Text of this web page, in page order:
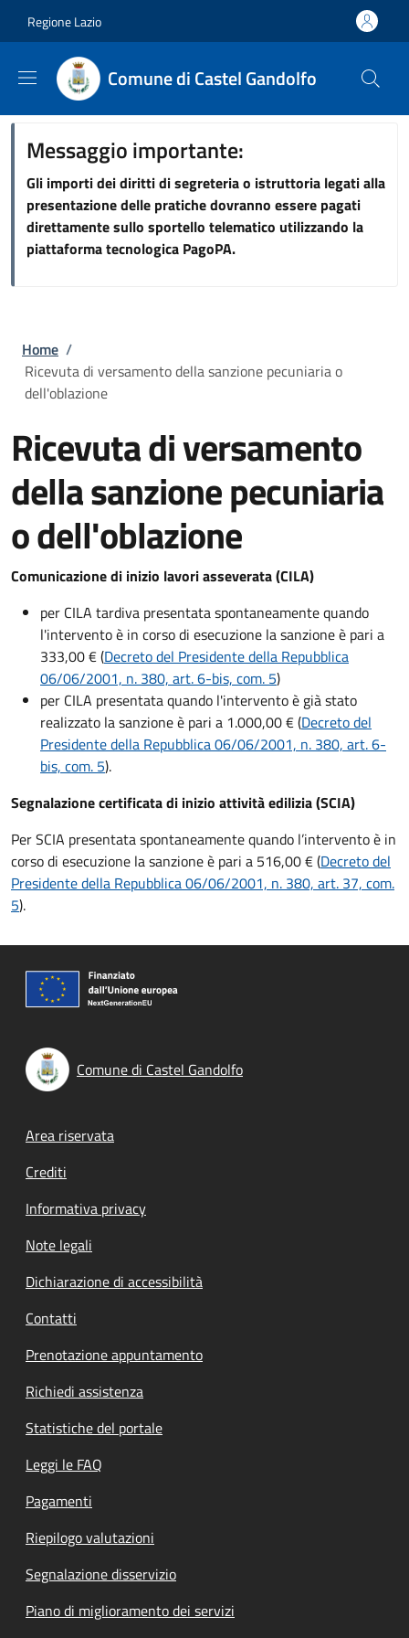
Regione Lazio
Comune di Castel Gandolfo
Messaggio importante:
Gli importi dei diritti di segreteria o istruttoria legati alla
presentazione delle pratiche dovranno essere pagati
direttamente sullo sportello telematico utilizzando la
piattaforma tecnologica PagoPA.
Briciole di pane
Home /
Ricevuta di versamento della sanzione pecuniaria o
dell'oblazione
Ricevuta di versamento
della sanzione pecuniaria
o dell'oblazione
Comunicazione di inizio lavori asseverata (CILA)
per CILA tardiva presentata spontaneamente quando
l'intervento è in corso di esecuzione la sanzione è pari a
333,00 € (Decreto del Presidente della Repubblica
06/06/2001, n. 380, art. 6-bis, com. 5)
per CILA presentata quando l'intervento è già stato
realizzato la sanzione è pari a 1.000,00 € (Decreto del
Presidente della Repubblica 06/06/2001, n. 380, art. 6-
bis, com. 5).
Segnalazione certificata di inizio attività edilizia (SCIA)
Per SCIA presentata spontaneamente quando l’intervento è in
corso di esecuzione la sanzione è pari a 516,00 € (Decreto del
Presidente della Repubblica 06/06/2001, n. 380, art. 37, com.
5).
Comune di Castel Gandolfo
Footer menu
Area riservata
Crediti
Informativa privacy
Note legali
Dichiarazione di accessibilità
Contatti
Prenotazione appuntamento
Richiedi assistenza
Statistiche del portale
Leggi le FAQ
Pagamenti
Riepilogo valutazioni
Segnalazione disservizio
Piano di miglioramento dei servizi